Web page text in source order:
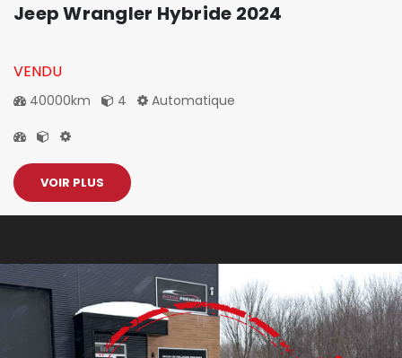
Jeep Wrangler Hybride 2024
VENDU
40000km 4 Automatique
VOIR PLUS